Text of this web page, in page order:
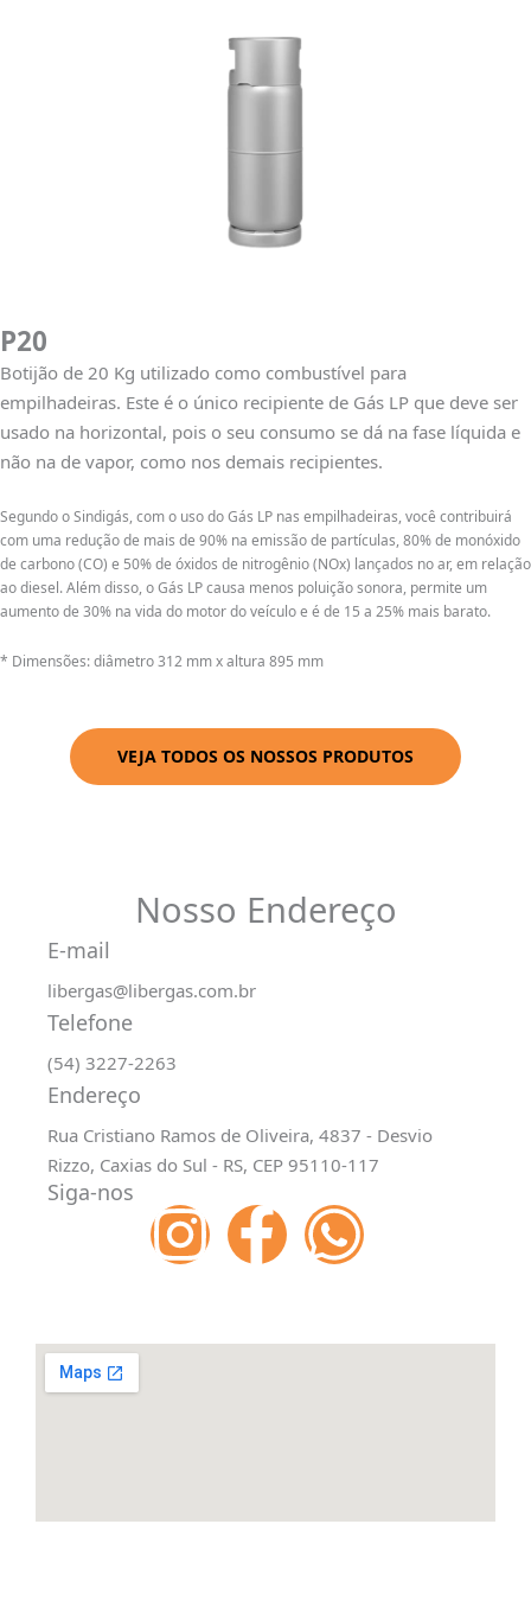
P20
Botijão de 20 Kg utilizado como combustível para
empilhadeiras. Este é o único recipiente de Gás LP que deve ser
usado na horizontal, pois o seu consumo se dá na fase líquida e
não na de vapor, como nos demais recipientes.
Segundo o Sindigás, com o uso do Gás LP nas empilhadeiras, você contribuirá
com uma redução de mais de 90% na emissão de partículas, 80% de monóxido
de carbono (CO) e 50% de óxidos de nitrogênio (NOx) lançados no ar, em relação
ao diesel. Além disso, o Gás LP causa menos poluição sonora, permite um
aumento de 30% na vida do motor do veículo e é de 15 a 25% mais barato.
* Dimensões: diâmetro 312 mm x altura 895 mm
VEJA TODOS OS NOSSOS PRODUTOS
Nosso Endereço
E-mail
libergas@libergas.com.br
Telefone
(54) 3227-2263
Endereço
Rua Cristiano Ramos de Oliveira, 4837 - Desvio
Rizzo, Caxias do Sul - RS, CEP 95110-117
Siga-nos
I
s
g
F
c
o
W
a
a